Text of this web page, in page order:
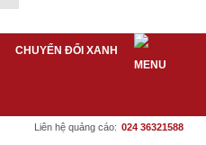
CHUYỂN ĐỔI XANH
Liên hệ quảng cáo: 024 36321588